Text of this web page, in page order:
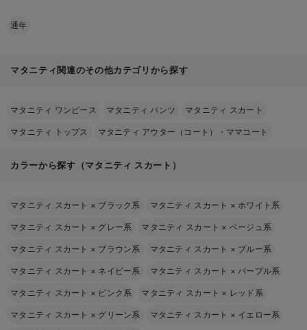
通年
マタニティ関連のその他カテゴリから探す
マタニティ ワンピース マタニティ パンツ マタニティ スカート
マタニティ トップス マタニティ アウター（コート）・ママコート
カラーから探す（マタニティ スカート）
マタニティ スカート × ブラック系 マタニティ スカート × ホワイト系
マタニティ スカート × グレー系 マタニティ スカート × ベージュ系
マタニティ スカート × ブラウン系 マタニティ スカート × ブルー系
マタニティ スカート × ネイビー系 マタニティ スカート × パープル系
マタニティ スカート × ピンク系 マタニティ スカート × レッド系
マタニティ スカート × グリーン系 マタニティ スカート × イエロー系